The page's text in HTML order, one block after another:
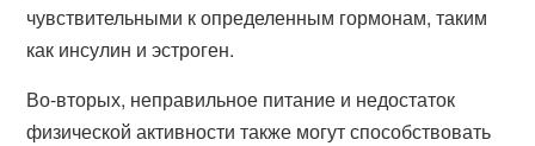
чувствительными к определенным гормонам, таким
как инсулин и эстроген.
Во-вторых, неправильное питание и недостаток
физической активности также могут способствовать